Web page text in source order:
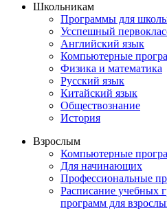
Школьникам
Программы для
Усспешный
Английский язык
Компьютерные
Физика и математика
Русский язык
Китайский язык
Обществознание
История
Взрослым
Компьютерные
Для начинающих
Профессиональные
Расписание учебных
программ для